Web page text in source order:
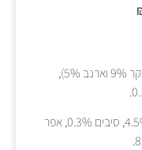
בשר ונגזרות מן החי (כולל בקר 9% וארנב 5%),
חלבון 8.5%, שומן 4.5%, סיבים 0.3%, אפר